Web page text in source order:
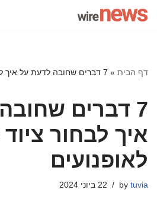
דף הבית » 7 דברים שחובה לדעת על איך לבחור ציוד איכותי לאופנועים
7 דברים
איך לבחור ציוד
לאופנועים
by tuvia 22 ביוני 2024